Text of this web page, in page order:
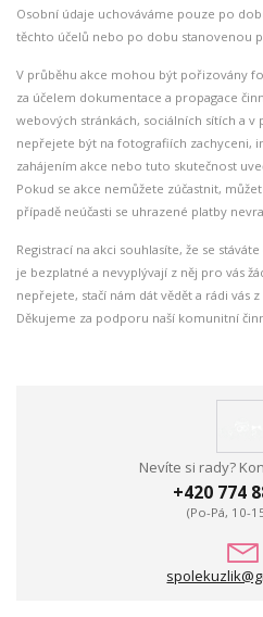
Osobní údaje uchováváme pouze po
těchto účelů nebo po dobu stanovenou
V průběhu akce mohou být pořizovány
za účelem dokumentace a propagace
webových stránkách, sociálních sítích a v
nepřejete být na fotografiích zachyceni,
zahájením akce nebo tuto skutečnost
Pokud se akce nemůžete zúčastnit,
případě neúčasti se uhrazené platby
Registrací na akci souhlasíte, že se
je bezplatné a nevyplývají z něj pro vás
nepřejete, stačí nám dát vědět a rádi vás
Děkujeme za podporu naší komunitní
Nevíte si rady?
+420 774
(Po-Pá, 10-